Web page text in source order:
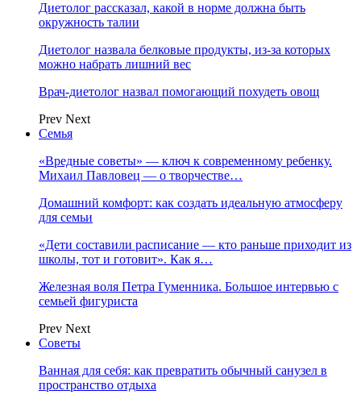
Диетолог рассказал, какой в норме должна быть
окружность талии
Диетолог назвала белковые продукты, из-за которых
можно набрать лишний вес
Врач-диетолог назвал помогающий похудеть овощ
Prev Next
Семья
«Вредные советы» — ключ к современному ребенку.
Михаил Павловец — о творчестве…
Домашний комфорт: как создать идеальную атмосферу
для семьи
«Дети составили расписание — кто раньше приходит из
школы, тот и готовит». Как я…
Железная воля Петра Гуменника. Большое интервью с
семьей фигуриста
Prev Next
Советы
Ванная для себя: как превратить обычный санузел в
пространство отдыха